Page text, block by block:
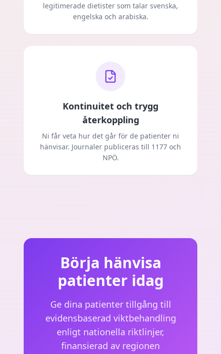
legitimerade dietister som talar svenska,
engelska och arabiska.
Kontinuitet och trygg
återkoppling
Ni får veta hur det går för de patienter ni
hänvisar. Journaler publiceras till 1177 och
NPÖ.
Börja hänvisa
patienter idag
Ge dina patienter tillgång till
evidensbaserad viktbehandling
enligt nationella riktlinjer,
finansierad av regionen